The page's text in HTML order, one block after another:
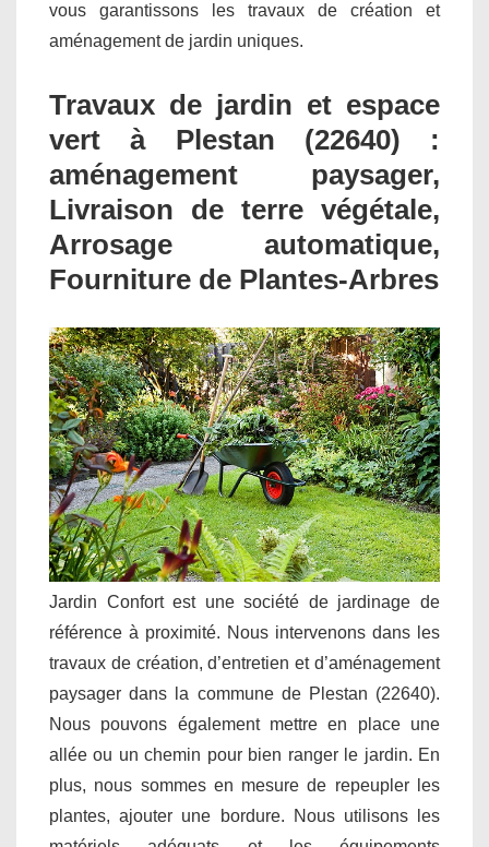
vous garantissons les travaux de création et
aménagement de jardin uniques.
Travaux de jardin et espace
vert à Plestan (22640) :
aménagement paysager,
Livraison de terre végétale,
Arrosage automatique,
Fourniture de Plantes-Arbres
Jardin Confort est une société de jardinage de
référence à proximité. Nous intervenons dans les
travaux de création, d’entretien et d’aménagement
paysager dans la commune de Plestan (22640).
Nous pouvons également mettre en place une
allée ou un chemin pour bien ranger le jardin. En
plus, nous sommes en mesure de repeupler les
plantes, ajouter une bordure. Nous utilisons les